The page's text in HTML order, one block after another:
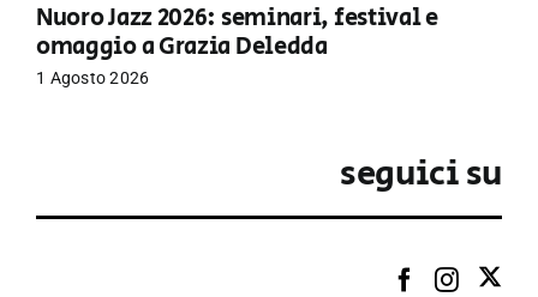
Nuoro Jazz 2026: seminari, festival e
omaggio a Grazia Deledda
1 Agosto 2026
seguici su